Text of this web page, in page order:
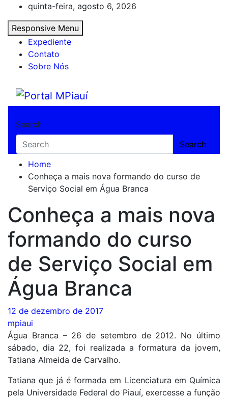
content
quinta-feira, agosto 6, 2026
Responsive Menu
Expediente
Contato
Sobre Nós
Portal MPiauí
Search
Search
Home
Conheça a mais nova formando do curso de
Serviço Social em Água Branca
Conheça a mais nova
formando do curso
de Serviço Social em
Água Branca
12 de dezembro de 2017
mpiaui
Água Branca – 26 de setembro de 2012. No último
sábado, dia 22, foi realizada a formatura da jovem,
Tatiana Almeida de Carvalho.
Tatiana que já é formada em Licenciatura em Química
pela Universidade Federal do Piauí, exercesse a função